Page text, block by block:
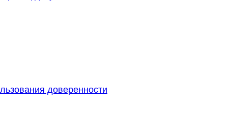
доверенности